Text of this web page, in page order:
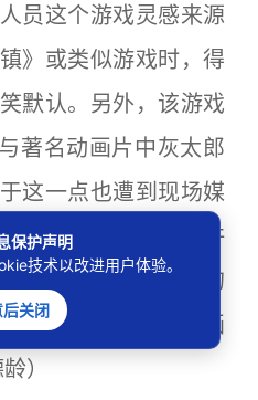
员这个游戏灵感来源
》或类似游戏时，得
默认。另外，该游戏
著名动画片中灰太郎
这一点也遭到现场媒
是否拥有相关版权许
人员则表示称，“狼的
，美工画着画着就画
）
保护声明
技术以改进用户体验。
后关闭